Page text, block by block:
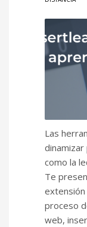
Las
como la
Te
proceso
web,